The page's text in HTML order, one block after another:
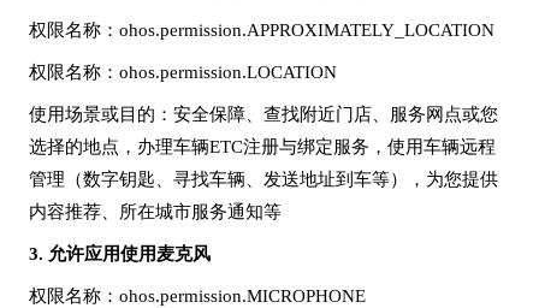
权限名称： ohos.permission.APPROXIMATELY_LOCATION
权限名称： ohos.permission.LOCATION
使用场景或目的 ：安全保障、查找附近门店、服务网点或您
选择的地点，办理车辆ETC注册与绑定服务，使用车辆远程
管理（数字钥匙、寻找车辆、发送地址到车等），为您提供
内容推荐、所在城市服务通知等
3. 允许应用使用麦克风
权限名称： ohos.permission.MICROPHONE